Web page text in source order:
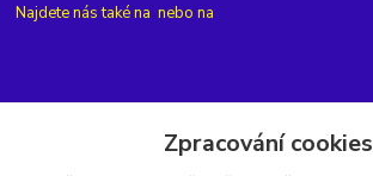
Najdete nás také na nebo na
Zpracování cookies